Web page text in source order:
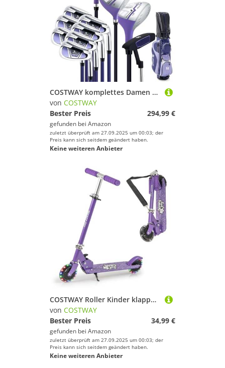
COSTWAY komplettes Damen Golfschläger Set, 11 teilige Golfschlägersätze rechtshändig mit Tragetasche & Regenhaube, Golfset mit 1 Driver & 3 Fairway & 5 Hybrid & 5/6/7/8/9/ P/S Eisen & Putter (Lila)
von COSTWAY
Bester Preis
294,99 €
gefunden bei Amazon
zuletzt überprüft am 27.09.2025 um 00:03; der
Preis kann sich seitdem geändert haben.
Keine weiteren Anbieter
COSTWAY Roller Kinder klappbar, Kinderroller mit LED-Räder, Lenker, Ständer & Tragegurt, Scooter höhenverstellbar, Tretroller Cityroller Kickscooter für Jungen & Mädchen ab 3 Jahren (Lila)
von COSTWAY
Bester Preis
34,99 €
gefunden bei Amazon
zuletzt überprüft am 27.09.2025 um 00:03; der
Preis kann sich seitdem geändert haben.
Keine weiteren Anbieter